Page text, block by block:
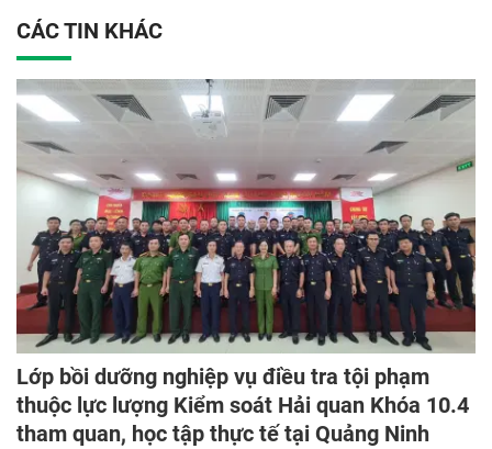
CÁC TIN KHÁC
Lớp bồi dưỡng nghiệp vụ điều tra tội phạm
thuộc lực lượng Kiểm soát Hải quan Khóa 10.4
tham quan, học tập thực tế tại Quảng Ninh